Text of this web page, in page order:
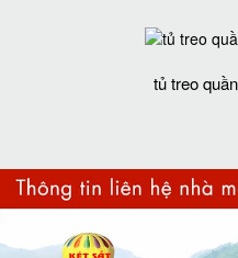
tủ treo